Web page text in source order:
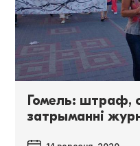
Гомель: штраф,
затрыманні